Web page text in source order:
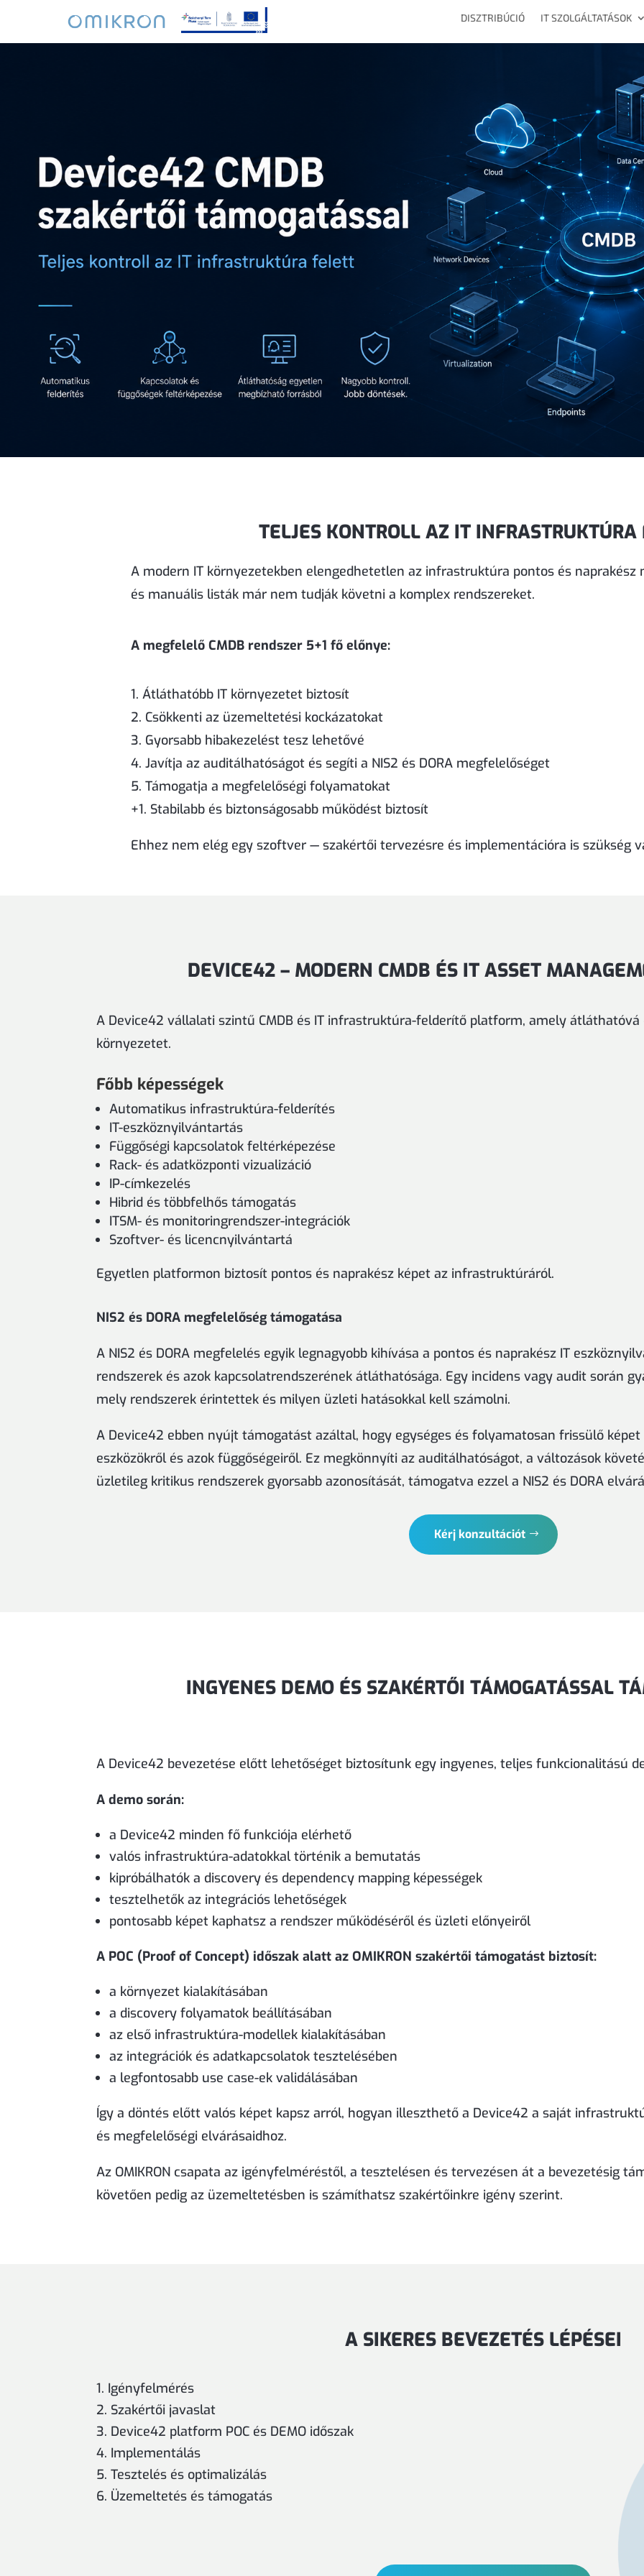
DISZTRIBÚCIÓ IT SZOLGÁLTATÁSOK
TELJES KONTROLL AZ IT INFRASTRUKTÚRA
A modern IT környezetekben elengedhetetlen az infrastruktúra pontos és naprakész
és manuális listák már nem tudják követni a komplex rendszereket.
A megfelelő CMDB rendszer 5+1 fő előnye:
1. Átláthatóbb IT környezetet biztosít
2. Csökkenti az üzemeltetési kockázatokat
3. Gyorsabb hibakezelést tesz lehetővé
4. Javítja az auditálhatóságot és segíti a NIS2 és DORA megfelelőséget
5. Támogatja a megfelelőségi folyamatokat
+1. Stabilabb és biztonságosabb működést biztosít
Ehhez nem elég egy szoftver — szakértői tervezésre és implementációra is szükség
DEVICE42 – MODERN CMDB ÉS IT ASSET
A Device42 vállalati szintű CMDB és IT infrastruktúra-felderítő platform, amely átláthatóvá
környezetet.
Főbb képességek
Automatikus infrastruktúra-felderítés
IT-eszköznyilvántartás
Függőségi kapcsolatok feltérképezése
Rack- és adatközponti vizualizáció
IP-címkezelés
Hibrid és többfelhős támogatás
ITSM- és monitoringrendszer-integrációk
Szoftver- és licencnyilvántartá
Egyetlen platformon biztosít pontos és naprakész képet az infrastruktúráról.
NIS2 és DORA megfelelőség támogatása
A NIS2 és DORA megfelelés egyik legnagyobb kihívása a pontos és naprakész IT
rendszerek és azok kapcsolatrendszerének átláthatósága. Egy incidens vagy audit során
mely rendszerek érintettek és milyen üzleti hatásokkal kell számolni.
A Device42 ebben nyújt támogatást azáltal, hogy egységes és folyamatosan frissülő
eszközökről és azok függőségeiről. Ez megkönnyíti az auditálhatóságot, a változások
üzletileg kritikus rendszerek gyorsabb azonosítását, támogatva ezzel a NIS2 és DORA
Kérj konzultációt
INGYENES DEMO ÉS SZAKÉRTŐI TÁMOGATÁSSAL
A Device42 bevezetése előtt lehetőséget biztosítunk egy ingyenes, teljes funkcionalitású
A demo során:
a Device42 minden fő funkciója elérhető
valós infrastruktúra-adatokkal történik a bemutatás
kipróbálhatók a discovery és dependency mapping képességek
tesztelhetők az integrációs lehetőségek
pontosabb képet kaphatsz a rendszer működéséről és üzleti előnyeiről
A POC (Proof of Concept) időszak alatt az OMIKRON szakértői támogatást biztosít:
a környezet kialakításában
a discovery folyamatok beállításában
az első infrastruktúra-modellek kialakításában
az integrációk és adatkapcsolatok tesztelésében
a legfontosabb use case-ek validálásában
Így a döntés előtt valós képet kapsz arról, hogyan illeszthető a Device42 a saját
és megfelelőségi elvárásaidhoz.
Az OMIKRON csapata az igényfelméréstől, a tesztelésen és tervezésen át a bevezetésig
követően pedig az üzemeltetésben is számíthatsz szakértőinkre igény szerint.
A SIKERES BEVEZETÉS LÉPÉSEI
Igényfelmérés
Szakértői javaslat
Device42 platform POC és DEMO időszak
Implementálás
Tesztelés és optimalizálás
Üzemeltetés és támogatás